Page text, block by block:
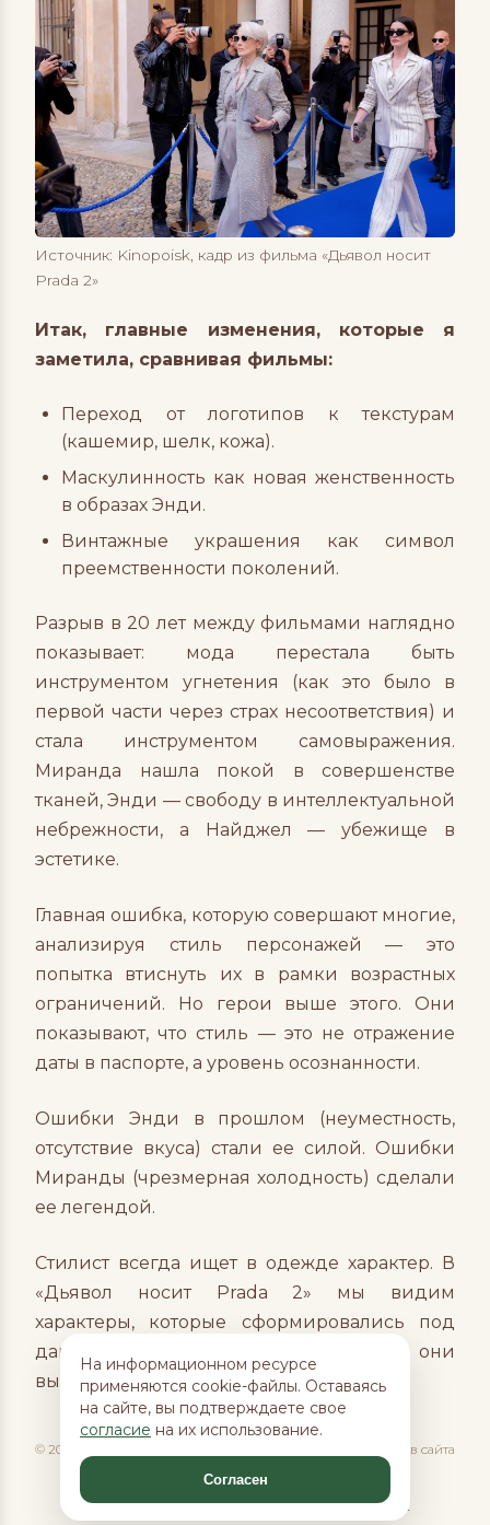
Источник: Kinopoisk, кадр из фильма «Дьявол носит
Prada 2»
Итак, главные изменения, которые я
заметила, сравнивая фильмы:
Переход от логотипов к текстурам
(кашемир, шелк, кожа).
Маскулинность как новая женственность
в образах Энди.
Винтажные украшения как символ
преемственности поколений.
Разрыв в 20 лет между фильмами наглядно
показывает: мода перестала быть
инструментом угнетения (как это было в
первой части через страх несоответствия) и
стала инструментом самовыражения.
Миранда нашла покой в совершенстве
тканей, Энди — свободу в интеллектуальной
небрежности, а Найджел — убежище в
эстетике.
Главная ошибка, которую совершают многие,
анализируя стиль персонажей — это
попытка втиснуть их в рамки возрастных
ограничений. Но герои выше этого. Они
показывают, что стиль — это не отражение
даты в паспорте, а уровень осознанности.
Ошибки Энди в прошлом (неуместность,
отсутствие вкуса) стали ее силой. Ошибки
Миранды (чрезмерная холодность) сделали
ее легендой.
Стилист всегда ищет в одежде характер. В
«Дьявол носит Prada 2» мы видим
характеры, которые сформировались под
давлением времени. И, честно говоря, они
выглядят дороже любого кутюра.
© 2026 MindFlow, 18+. Любое воспроизведение материалов сайта
ПОЛИТИКА КОНФИДЕНЦИАЛЬНОСТИ
ПОЛИТИКА ИСПОЛЬЗОВАНИЯ COOKIE
На информационном ресурсе
применяются cookie-файлы. Оставаясь
на сайте, вы подтверждаете свое
согласие на их использование.
Согласен